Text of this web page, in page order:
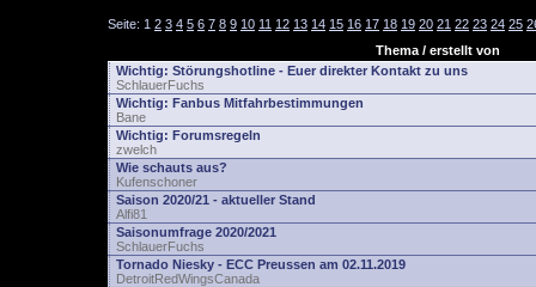
Seite: 1 2 3 4 5 6 7 8 9 10 11 12 13 14 15 16 17 18 19 20 21 22 23 24 25
Thema / erstellt von
Wichtig: Störungshotline - Euer direkter Kontakt zu uns
SchlauerFuchs
Wichtig: Fanbus Mitfahrbestimmungen
Bane
Wichtig: Forumsregeln
zwelch
Wie schauts aus?
Kufenschoner
Saison 2020/21 - aktueller Stand
Alfi81
Saisonumfrage 2020/2021
SchlauerFuchs
Tornado Niesky - ECC Preussen am 02.11.2019
DetroitRedWingsCanada